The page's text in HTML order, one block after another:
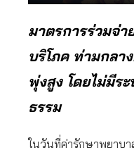
มาตรการร่วมจ่า
บริโภค ท่ามกลา
พุ่งสูง โดยไม่มีร
ธรรม
ในวันที่ค่ารักษาพยาบ